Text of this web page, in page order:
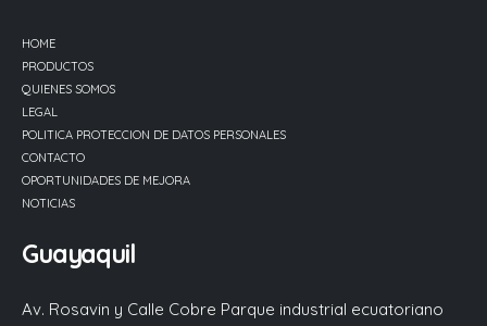
HOME
PRODUCTOS
QUIENES SOMOS
LEGAL
POLITICA PROTECCION DE DATOS PERSONALES
CONTACTO
OPORTUNIDADES DE MEJORA
NOTICIAS
Guayaquil
Av. Rosavin y Calle Cobre Parque industrial ecuatoriano